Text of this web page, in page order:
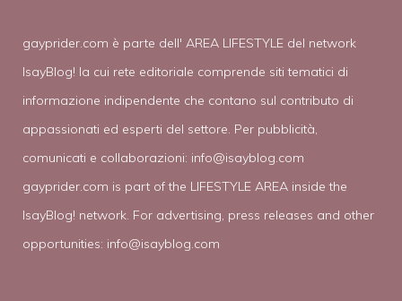
gayprider.com è parte dell' AREA LIFESTYLE del network
IsayBlog! la cui rete editoriale comprende siti tematici di
informazione indipendente che contano sul contributo di
appassionati ed esperti del settore. Per pubblicità,
comunicati e collaborazioni: info@isayblog.com
gayprider.com is part of the LIFESTYLE AREA inside the
IsayBlog! network. For advertising, press releases and other
opportunities: info@isayblog.com